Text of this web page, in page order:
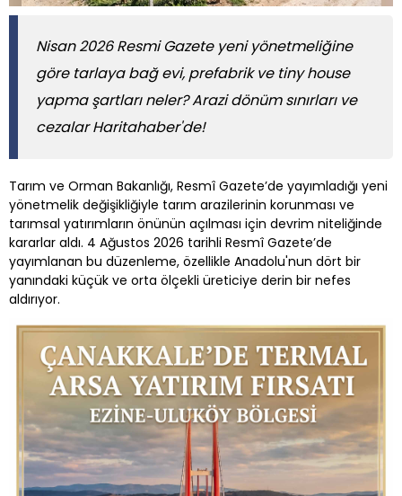
Nisan 2026 Resmi Gazete yeni yönetmeliğine
göre tarlaya bağ evi, prefabrik ve tiny house
yapma şartları neler? Arazi dönüm sınırları ve
cezalar Haritahaber'de!
Tarım ve Orman Bakanlığı, Resmî Gazete’de yayımladığı yeni
yönetmelik değişikliğiyle tarım arazilerinin korunması ve
tarımsal yatırımların önünün açılması için devrim niteliğinde
kararlar aldı. 4 Ağustos 2026 tarihli Resmî Gazete’de
yayımlanan bu düzenleme, özellikle Anadolu'nun dört bir
yanındaki küçük ve orta ölçekli üreticiye derin bir nefes
aldırıyor.